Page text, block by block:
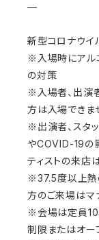
—
新型コロナウイ
※入場時にアル
の対策
※入場者、出演
方は入場できま
※出演者、スタ
やCOVID-19の
ティストの来店
※37.5度以上熱
方のご来場はマ
※会場は定員10
制限またはオー